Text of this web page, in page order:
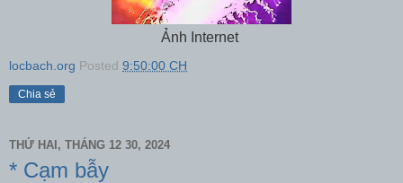
Ảnh Internet
locbach.org Posted 9:50:00 CH
Chia sẻ
THỨ HAI, THÁNG 12 30, 2024
* Cạm bẫy